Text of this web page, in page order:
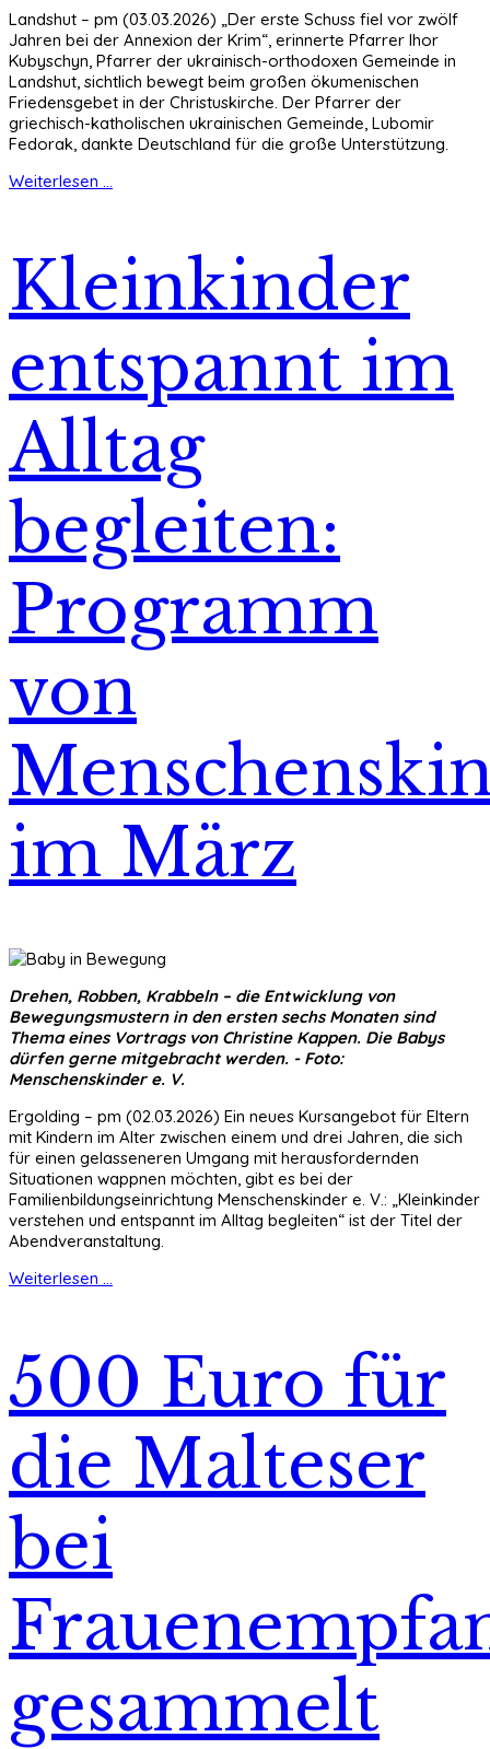
Landshut – pm (03.03.2026) „Der erste Schuss fiel vor zwölf
Jahren bei der Annexion der Krim“, erinnerte Pfarrer Ihor
Kubyschyn, Pfarrer der ukrainisch-orthodoxen Gemeinde in
Landshut, sichtlich bewegt beim großen ökumenischen
Friedensgebet in der Christuskirche. Der Pfarrer der
griechisch-katholischen ukrainischen Gemeinde, Lubomir
Fedorak, dankte Deutschland für die große Unterstützung.
Weiterlesen ...
Kleinkinder
entspannt im
Alltag
begleiten:
Programm
von
im März
Drehen, Robben, Krabbeln – die Entwicklung von
Bewegungsmustern in den ersten sechs Monaten sind
Thema eines Vortrags von Christine Kappen. Die Babys
dürfen gerne mitgebracht werden. - Foto:
Menschenskinder e. V.
Ergolding – pm (02.03.2026) Ein neues Kursangebot für Eltern
mit Kindern im Alter zwischen einem und drei Jahren, die sich
für einen gelasseneren Umgang mit herausfordernden
Situationen wappnen möchten, gibt es bei der
Familienbildungseinrichtung Menschenskinder e. V.: „Kleinkinder
verstehen und entspannt im Alltag begleiten“ ist der Titel der
Abendveranstaltung.
Weiterlesen ...
500 Euro für
die Malteser
bei
gesammelt